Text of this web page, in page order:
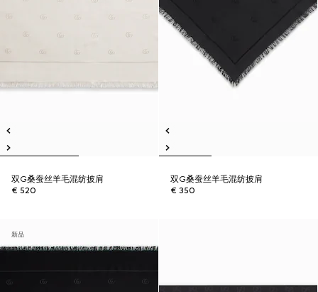
双G桑蚕丝羊毛混纺披肩
€ 520
双G桑蚕丝羊毛混纺披肩
€ 350
新品